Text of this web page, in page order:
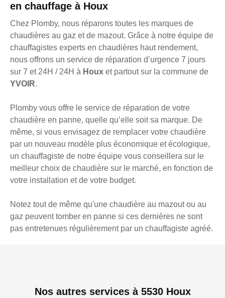
en chauffage à Houx
Chez Plomby, nous réparons toutes les marques de
chaudières au gaz et de mazout. Grâce à notre équipe de
chauffagistes experts en chaudières haut rendement,
nous offrons un service de réparation d’urgence 7 jours
sur 7 et 24H / 24H à Houx et partout sur la commune de
YVOIR.
Plomby vous offre le service de réparation de votre
chaudière en panne, quelle qu’elle soit sa marque. De
même, si vous envisagez de remplacer votre chaudière
par un nouveau modèle plus économique et écologique,
un chauffagiste de notre équipe vous conseillera sur le
meilleur choix de chaudière sur le marché, en fonction de
votre installation et de votre budget.
Notez tout de même qu'une chaudière au mazout ou au
gaz peuvent tomber en panne si ces dernières ne sont
pas entretenues régulièrement par un chauffagiste agréé.
Nos autres services à 5530 Houx